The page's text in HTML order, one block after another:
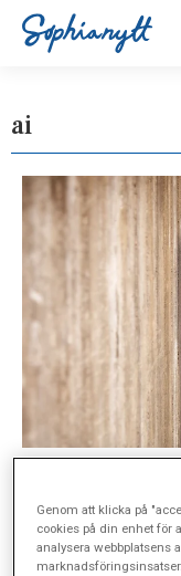
ai
”AI är
AI har potential att
också användas i
Genom att klicka på
cookies på din enhet för
analysera webbplatsens
marknadsföringsinsatser.